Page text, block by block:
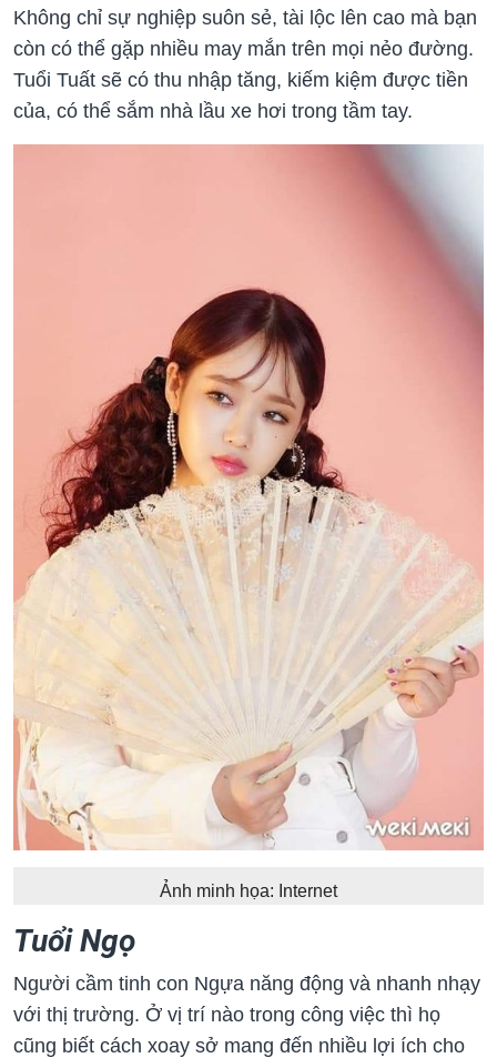
Không chỉ sự nghiệp suôn sẻ, tài lộc lên cao mà bạn
còn có thể gặp nhiều may mắn trên mọi nẻo đường.
Tuổi Tuất sẽ có thu nhập tăng, kiếm kiệm được tiền
của, có thể sắm nhà lầu xe hơi trong tầm tay.
Ảnh minh họa: Internet
Tuổi Ngọ
Người cầm tinh con Ngựa năng động và nhanh nhạy
với thị trường. Ở vị trí nào trong công việc thì họ
cũng biết cách xoay sở mang đến nhiều lợi ích cho